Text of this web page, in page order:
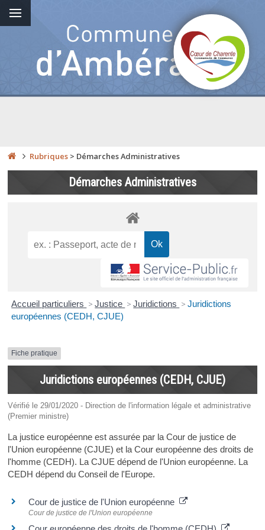
Rubriques > Démarches Administratives
Démarches Administratives
Accueil particuliers > Justice > Juridictions > Juridictions
européennes (CEDH, CJUE)
Fiche pratique
Juridictions européennes (CEDH, CJUE)
Vérifié le 29/01/2020 - Direction de l'information légale et administrative
(Premier ministre)
La justice européenne est assurée par la Cour de justice de
l'Union européenne (CJUE) et la Cour européenne des droits de
l'homme (CEDH). La CJUE dépend de l'Union européenne. La
CEDH dépend du Conseil de l'Europe.
Cour de justice de l'Union européenne
Cour de justice de l'Union européenne